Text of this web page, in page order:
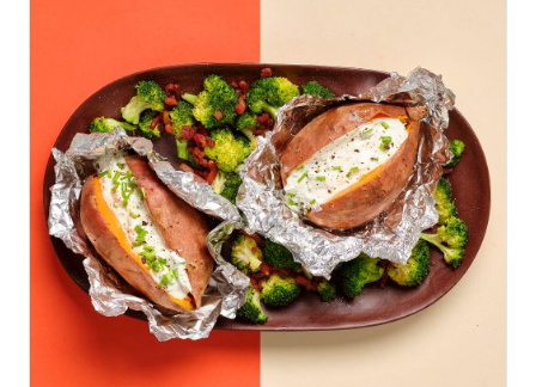
AANMELDEN
RECEPTEN
WEEKMENU'S
KOOKBOEKEN